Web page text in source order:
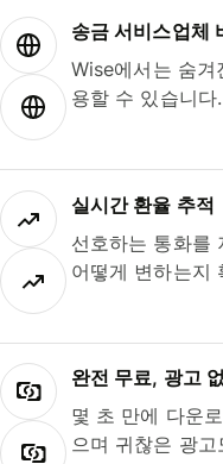
송금 서비스업체
Wise에서는 숨
용할 수 있습니다.
실시간 환율 추적
선호하는 통화를
어떻게 변하는지
완전 무료, 광고
몇 초 만에 다운
으며 귀찮은 광고